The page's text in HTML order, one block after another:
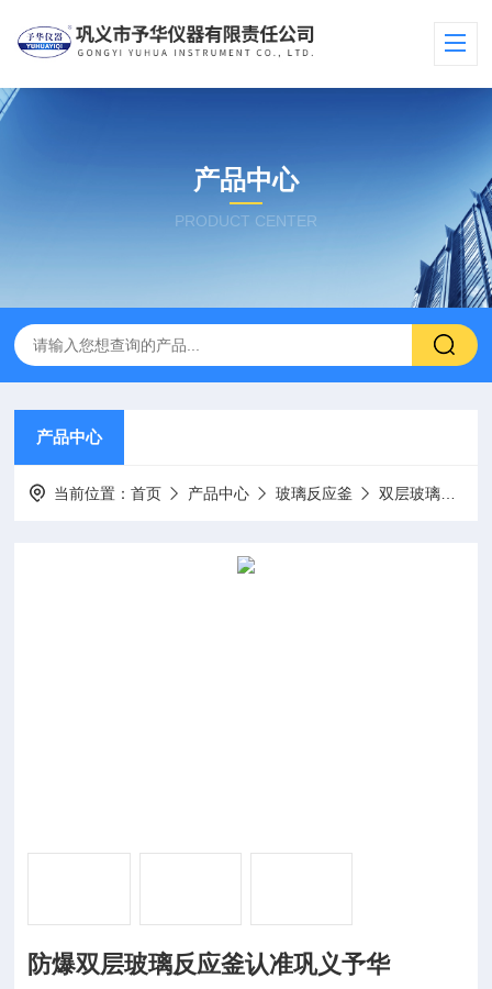
产品中心
PRODUCT CENTER
产品中心
当前位置：首页 产品中心 玻璃反应釜 双层玻璃反应釜
防爆双层玻璃反应釜认准巩义予华